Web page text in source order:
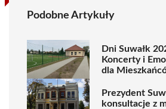
Podobne Artykuły
Dni Suwałk
Koncerty i
dla
Prezydent
konsultacje z